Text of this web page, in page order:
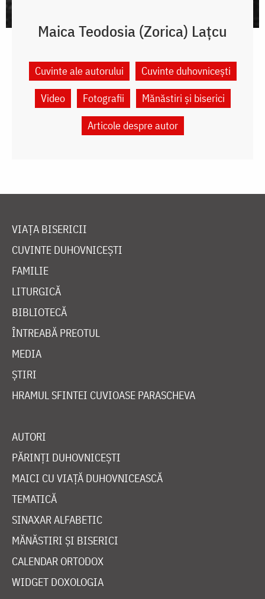
Maica Teodosia (Zorica) Lațcu
Cuvinte ale autorului
Cuvinte duhovnicești
Video
Fotografii
Mănăstiri și biserici
Articole despre autor
VIAȚA BISERICII
CUVINTE DUHOVNICEȘTI
FAMILIE
LITURGICĂ
BIBLIOTECĂ
ÎNTREABĂ PREOTUL
MEDIA
ȘTIRI
HRAMUL SFINTEI CUVIOASE PARASCHEVA
AUTORI
PĂRINȚI DUHOVNICEȘTI
MAICI CU VIAȚĂ DUHOVNICEASCĂ
TEMATICĂ
SINAXAR ALFABETIC
MĂNĂSTIRI ȘI BISERICI
CALENDAR ORTODOX
WIDGET DOXOLOGIA